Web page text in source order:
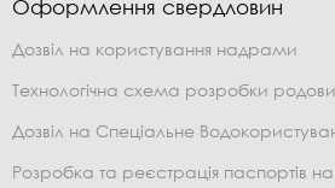
Оформлення свердловин
Дозвіл на користування надрами
Технологічна схема розробки
Дозвіл на Спеціальне
Розробка та реєстрація паспортів